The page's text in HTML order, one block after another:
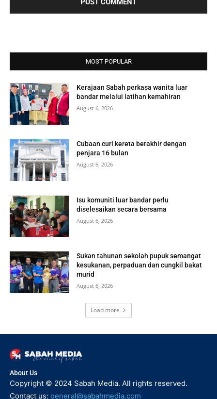
MOST POPULAR
Kerajaan Sabah perkasa wanita luar
bandar melalui latihan kemahiran
August 6, 2026
Cubaan curi kereta berakhir dengan
penjara 16 bulan
August 6, 2026
Isu komuniti luar bandar perlu
diselesaikan secara bersama
August 6, 2026
Sukan tahunan sekolah pupuk semangat
kesukanan, perpaduan dan cungkil bakat
murid
August 6, 2026
Load more
About Us
Copyright © 2024 Sabah Media. All rights reserved.
Contact us: general@sabahmedia.com